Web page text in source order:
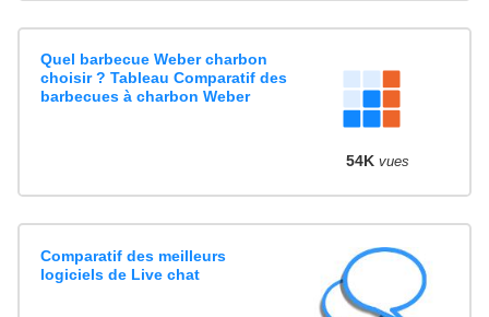
Quel barbecue Weber charbon
choisir ? Tableau Comparatif des
barbecues à charbon Weber
54K vues
Comparatif des meilleurs
logiciels de Live chat